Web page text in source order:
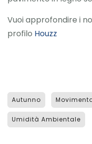
Vuoi approfondire i
profilo Houzz
Autunno
Umidità Ambientale